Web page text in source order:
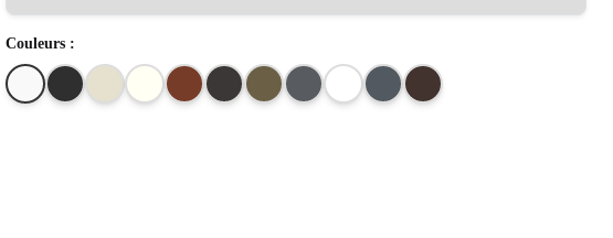
Couleurs :